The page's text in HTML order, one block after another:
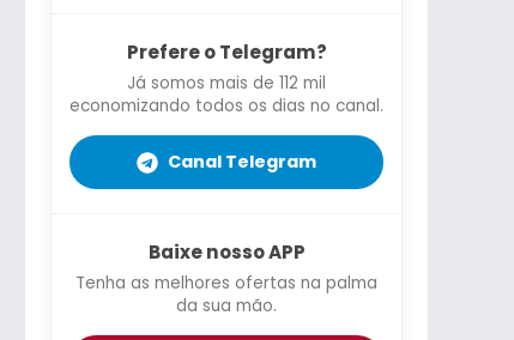
Prefere o Telegram?
Já somos mais de 112 mil
economizando todos os dias no canal.
Canal Telegram
Baixe nosso APP
Tenha as melhores ofertas na palma
da sua mão.